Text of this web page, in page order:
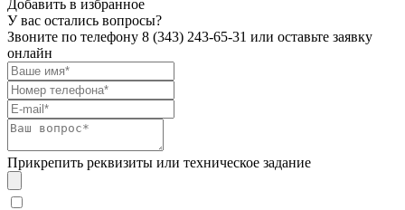
Добавить в избранное
У вас остались вопросы?
Звоните по телефону 8 (343) 243-65-31 или оставьте заявку
онлайн
Прикрепить реквизиты или техническое задание